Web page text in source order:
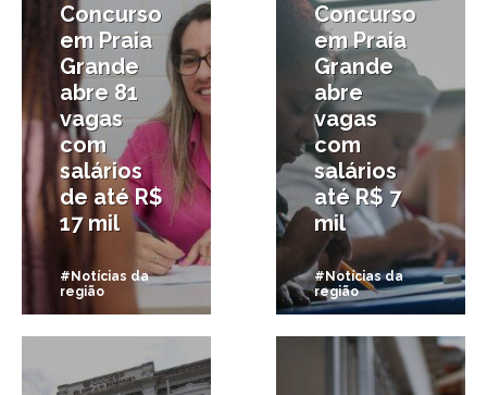
Concurso
em Praia
Grande
abre 81
vagas
com
salários
de até R$
17 mil
#Notícias da
região
Concurso
em Praia
Grande
abre
vagas
com
salários
até R$ 7
mil
#Notícias da
região
1/03/2024 19/02/2021